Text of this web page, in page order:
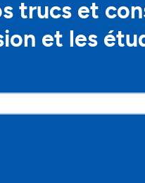
trucs et
et les